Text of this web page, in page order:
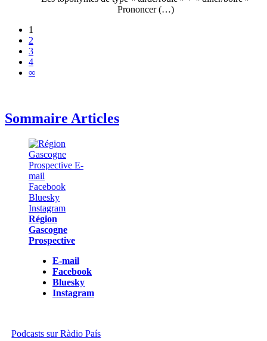
Prononcer (…)
1
2
3
4
∞
Sommaire Articles
Région
Gascogne
Prospective
E-mail
Facebook
Bluesky
Instagram
Podcasts sur Ràdio País